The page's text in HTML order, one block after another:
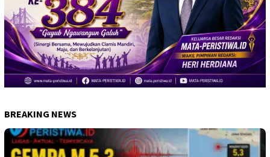
BREAKING NEWS